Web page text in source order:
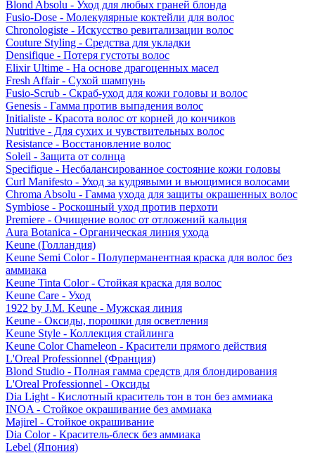
Blond Absolu - Уход для любых граней блонда
Fusio-Dose - Молекулярные коктейли для волос
Chronologiste - Искусство ревитализации волос
Couture Styling - Средства для укладки
Densifique - Потеря густоты волос
Elixir Ultime - На основе драгоценных масел
Fresh Affair - Сухой шампунь
Fusio-Scrub - Скраб-уход для кожи головы и волос
Genesis - Гамма против выпадения волос
Initialiste - Красота волос от корней до кончиков
Nutritive - Для сухих и чувствительных волос
Resistance - Восстановление волос
Soleil - Защита от солнца
Specifique - Несбалансированное состояние кожи головы
Curl Manifesto - Уход за кудрявыми и вьющимися волосами
Chroma Absolu - Гамма ухода для защиты окрашенных волос
Symbiose - Роскошный уход против перхоти
Premiere - Очищение волос от отложений кальция
Aura Botanica - Органическая линия ухода
Keune (Голландия)
Keune Semi Color - Полуперманентная краска для волос без
аммиака
Keune Tinta Color - Стойкая краска для волос
Keune Care - Уход
1922 by J.M. Keune - Мужская линия
Keune - Оксиды, порошки для осветления
Keune Style - Коллекция стайлинга
Keune Color Chameleon - Красители прямого действия
L'Oreal Professionnel (Франция)
Blond Studio - Полная гамма средств для блондирования
L'Oreal Professionnel - Оксиды
Dia Light - Кислотный краситель тон в тон без аммиака
INOA - Стойкое окрашивание без аммиака
Majirel - Стойкое окрашивание
Dia Color - Краситель-блеск без аммиака
Lebel (Япония)